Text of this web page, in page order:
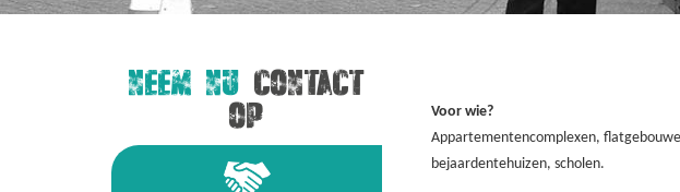
NEEM NU CONTACT
OP
Voor wie?
Appartementencomplexen,
bejaardentehuizen, scholen.